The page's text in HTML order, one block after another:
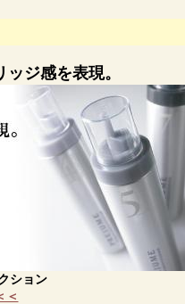
ジ感を表現。
ション
＜